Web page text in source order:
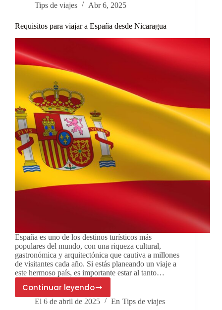
Tips de viajes Abr 6, 2025
Requisitos para viajar a España desde Nicaragua
España es uno de los destinos turísticos más
populares del mundo, con una riqueza cultural,
gastronómica y arquitectónica que cautiva a millones
de visitantes cada año. Si estás planeando un viaje a
este hermoso país, es importante estar al tanto…
Continuar leyendo
Requisitos
para
El 6 de abril de 2025 En Tips de viajes